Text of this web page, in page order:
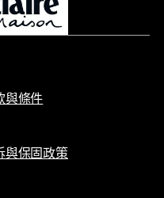
與條件
與保固政策